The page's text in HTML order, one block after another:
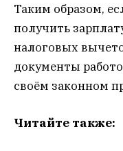
Таким образом,
получить
налоговых
документы
своём законном
Читайте также: